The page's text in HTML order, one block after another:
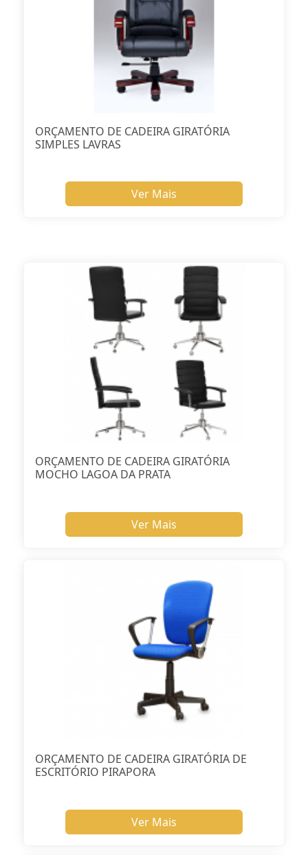
ORÇAMENTO DE CADEIRA GIRATÓRIA
SIMPLES LAVRAS
Ver Mais
ORÇAMENTO DE CADEIRA GIRATÓRIA
MOCHO LAGOA DA PRATA
Ver Mais
ORÇAMENTO DE CADEIRA GIRATÓRIA DE
ESCRITÓRIO PIRAPORA
Ver Mais